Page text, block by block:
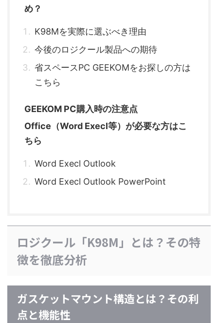
め？
K98Mを実際に選ぶべき理由
今後のロジクール製品への期待
省スペースPC GEEKOMをお探しの方は
こちら
GEEKOM PC購入時の注意点
Office（Word Execl等）が必要な方はこ
ちら
Word Execl Outlook
Word Execl Outlook PowerPoint
ロジクール「K98M」とは？その特
徴を徹底分析
ガスケットマウント構造とは？その利
点と機能性